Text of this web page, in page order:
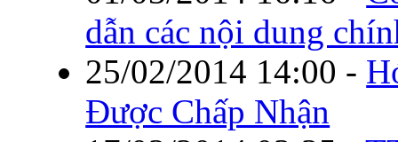
dẫn các nội dung
25/02/2014 14:00 -
Được Chấp Nhận